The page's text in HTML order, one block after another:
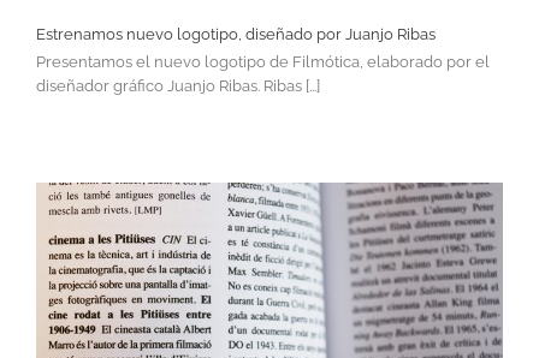
Estrenamos nuevo logotipo, diseñado por Juanjo Ribas
Presentamos el nuevo logotipo de Filmótica, elaborado por el
diseñador gráfico Juanjo Ribas. Ribas [...]